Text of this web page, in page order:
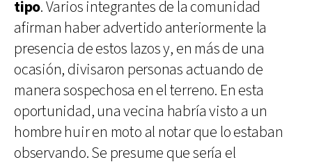
tipo. Varios integrantes de la comunidad
afirman haber advertido anteriormente la
presencia de estos lazos y, en más de una
ocasión, divisaron personas actuando de
manera sospechosa en el terreno. En esta
oportunidad, una vecina habría visto a un
hombre huir en moto al notar que lo estaban
observando. Se presume que sería el